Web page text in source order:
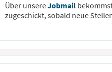
Über unsereJobmail
zugeschickt, sobald neue